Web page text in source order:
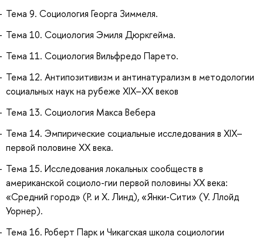
Тема 9. Социология Георга Зиммеля.
Тема 10. Социология Эмиля Дюркгейма.
Тема 11. Социология Вильфредо Парето.
Тема 12. Антипозитивизм и антинатурализм в методологии
социальных наук на рубеже XIX–ХХ веков
Тема 13. Социология Макса Вебера
Тема 14. Эмпирические социальные исследования в XIX–
первой половине ХХ века.
Тема 15. Исследования локальных сообществ в
американской социоло-гии первой половины ХХ века:
«Средний город» (Р. и Х. Линд), «Янки-Сити» (У. Ллойд
Уорнер).
Тема 16. Роберт Парк и Чикагская школа социологии